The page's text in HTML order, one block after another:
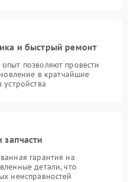
и быстрый ремонт
позволяют провести
в кратчайшие
запчасти
гарантия на
детали, что
неисправностей